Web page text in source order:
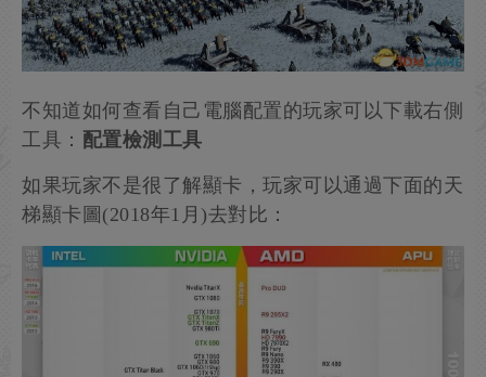
不知道如何查看自己電腦配置的玩家可以下載右側
工具： 配置檢測工具
如果玩家不是很了解顯卡，玩家可以通過下面的天
梯顯卡圖(2018年1月)去對比：